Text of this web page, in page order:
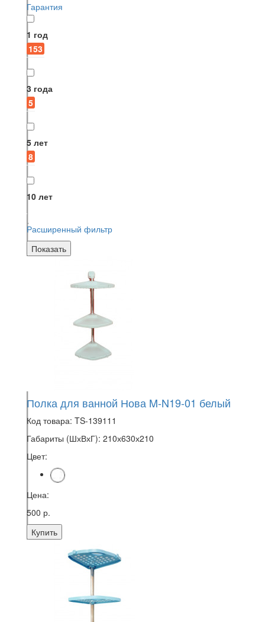
Гарантия
1 год
153
3 года
5
5 лет
8
10 лет
Расширенный фильтр
Показать
Полка для ванной Нова M-N19-01 белый
Код товара: TS-139111
Габариты (ШхВхГ): 210х630х210
Цвет:
Цена:
500 р.
Купить